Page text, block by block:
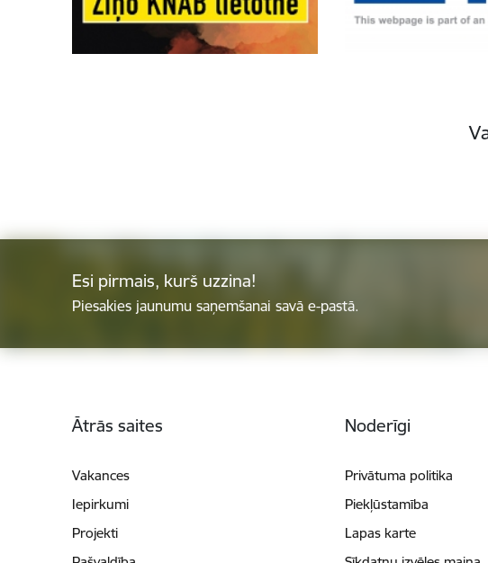
Esi pirmais, kurš uzzina!
Piesakies jaunumu saņemšanai savā e-pastā.
Ātrās saites
Vakances
Iepirkumi
Projekti
Noderīgi
Privātuma politika
Piekļūstamība
Lapas karte